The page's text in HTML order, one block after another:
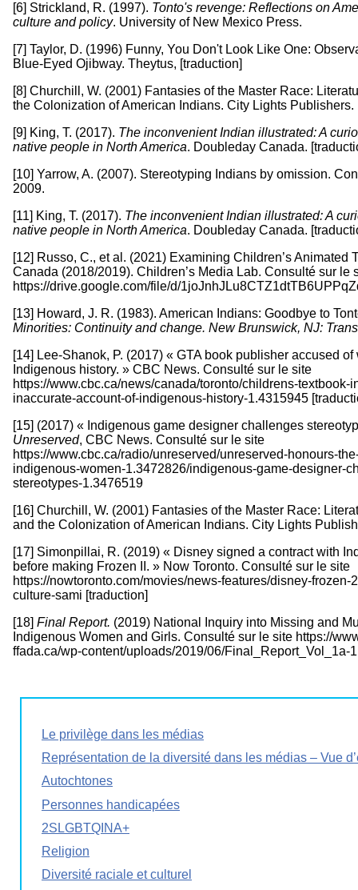
[6] Strickland, R. (1997). Tonto's revenge: Reflections on
culture and policy. University of New Mexico Press.
[7] Taylor, D. (1996) Funny, You Don't Look Like One:
Blue-Eyed Ojibway. Theytus, [traduction]
[8] Churchill, W. (2001) Fantasies of the Master Race:
the Colonization of American Indians. City Lights Publishers.
[9] King, T. (2017). The inconvenient Indian illustrated: A
native people in North America. Doubleday Canada.
[10] Yarrow, A. (2007). Stereotyping Indians by omission.
2009.
[11] King, T. (2017). The inconvenient Indian illustrated: A
native people in North America. Doubleday Canada.
[12] Russo, C., et al. (2021) Examining Children’s Animated
Canada (2018/2019). Children’s Media Lab. Consulté sur le
https://drive.google.com/file/d/
[13] Howard, J. R. (1983). American Indians: Goodbye to
Minorities: Continuity and change. New Brunswick, NJ:
[14] Lee-Shanok, P. (2017) « GTA book publisher accused
Indigenous history. » CBC News. Consulté sur le site
https://www.cbc.ca/news/canada/toronto/childrens-textbook-
inaccurate-account-of-indigenous-history-1.4315945
[15] (2017) « Indigenous game designer challenges
Unreserved, CBC News. Consulté sur le site
https://www.cbc.ca/radio/unreserved/unreserved-honours-
indigenous-women-1.3472826/indigenous-game-designer-
stereotypes-1.3476519
[16] Churchill, W. (2001) Fantasies of the Master Race:
and the Colonization of American Indians. City Lights
[17] Simonpillai, R. (2019) « Disney signed a contract with
before making Frozen II. » Now Toronto. Consulté sur le site
https://nowtoronto.com/movies/news-features/disney-frozen-
culture-sami [traduction]
[18] Final Report. (2019) National Inquiry into Missing and
Indigenous Women and Girls. Consulté sur le site https://
ffada.ca/wp-content/uploads/2019/06/Final_Report_Vol_1a-
Le privilège dans les médias
Représentation de la diversité dans les médias – Vue
Autochtones
Personnes handicapées
2SLGBTQINA+
Religion
Diversité raciale et culturel